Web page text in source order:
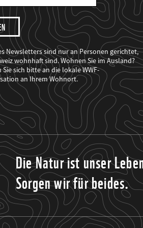
Newsletters sind nur an Personen gerichtet,
wohnhaft sind. Wohnen Sie im Ausland?
sich bitte an die lokale WWF-
an Ihrem Wohnort.
Die Natur ist unser
Sorgen wir für beides.